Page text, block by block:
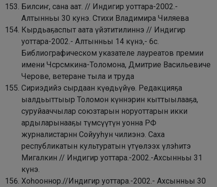
Билсиҥ, сана аат. // Индигир уоттара-2002.-
Алтынньы 30 кунэ. Стихи Владимира Чиляева
Кырдьаҕаспыт аата үйэтитилиннэ // Индигир
уоттара-2002.- Алтынньы 14 күнэ,- 6с.
Библиографическом указателе лауреатов премии
имени Чсрсмкина-Толомона, Дмитрие Васильевиче
Черове, ветеране тыла и труда
Сириэдийэ сырдаан күөдьүйүө. Редакцияҕа
ыалдьыттыыр Толомон күннэрин кыттыылааҕа,
суруйааччылар союзтарын норуоттарын икки
ардыларынааҕы түмсүүтүн уонна РФ
журналистарнн Сойууһун чилиэнэ. Саха
республикатын культуратын үтүөлээх үлэһитэ
Мигалкин // Индигир уоттара.-2002.-Ахсынньы 31
күнэ.
Хоһооннор.//Индигир уоттара.-2002.- Ахсынньы 30